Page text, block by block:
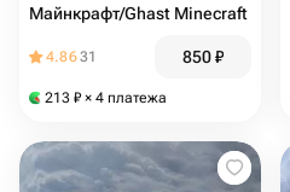
Майнкрафт/Ghast Minecraft
4.8631 850₽
213 ₽ × 4 платежа